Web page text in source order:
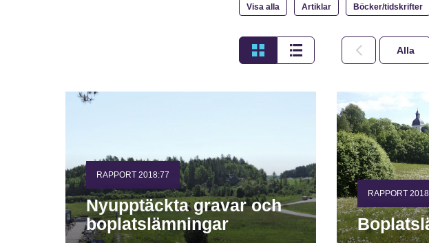
Visa alla Artiklar Böcker/tidskrifter
Alla
RAPPORT 2018:77
Nyupptäckta gravar och
boplatslämningar
RAPPORT